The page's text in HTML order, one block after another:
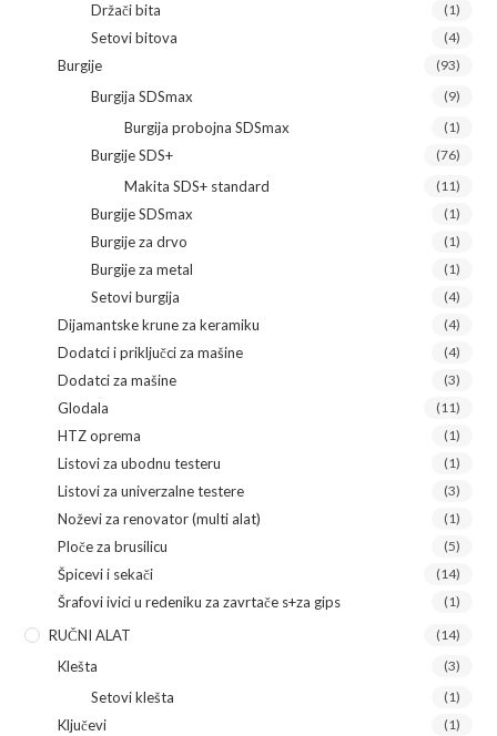
Držači bita (1)
Setovi bitova (4)
Burgije (93)
Burgija SDSmax (9)
Burgija probojna SDSmax (1)
Burgije SDS+ (76)
Makita SDS+ standard (11)
Burgije SDSmax (1)
Burgije za drvo (1)
Burgije za metal (1)
Setovi burgija (4)
Dijamantske krune za keramiku (4)
Dodatci i priključci za mašine (4)
Dodatci za mašine (3)
Glodala (11)
HTZ oprema (1)
Listovi za ubodnu testeru (1)
Listovi za univerzalne testere (3)
Noževi za renovator (multi alat) (1)
Ploče za brusilicu (5)
Špicevi i sekači (14)
Šrafovi ivici u redeniku za zavrtače s+za gips (1)
RUČNI ALAT (14)
Klešta (3)
Setovi klešta (1)
Ključevi (1)